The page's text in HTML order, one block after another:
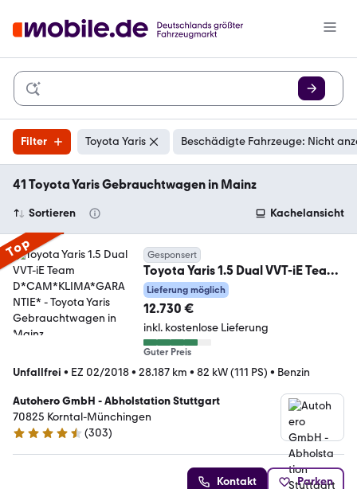
Filter Toyota Yaris Beschädigte Fahrzeuge: Nicht
41 Toyota Yaris Gebrauchtwagen in Mainz
Sortieren Kachelansicht
Top Gesponsert
Toyota Yaris 1.5 Dual VVT-iE Team
D*CAM*KLIMA*GARANTIE*
Lieferung möglich
12.730 €
inkl. kostenlose Lieferung
Guter Preis
Unfallfrei • EZ 02/2018• 28.187 km • 82 kW (111 PS) • Benzin
Autohero GmbH - Abholstation Stuttgart
70825 Korntal-Münchingen
4.4 Sterne
(303)
Kontakt Parken